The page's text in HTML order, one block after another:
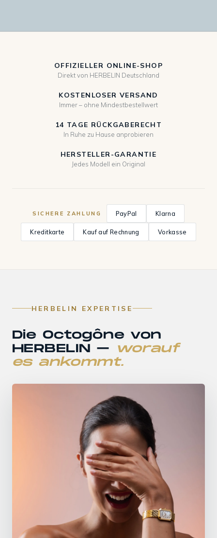
OFFIZIELLER ONLINE-SHOP
Direkt von HERBELIN Deutschland
KOSTENLOSER VERSAND
Immer – ohne Mindestbestellwert
14 TAGE RÜCKGABERECHT
In Ruhe zu Hause anprobieren
HERSTELLER-GARANTIE
Jedes Modell ein Original
SICHERE ZAHLUNG PayPal Klarna
Kreditkarte Kauf auf Rechnung Vorkasse
HERBELIN EXPERTISE
Die Octogône von
HERBELIN –
worauf
es ankommt.